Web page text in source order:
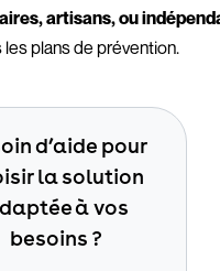
artisans, ou
plans de prévention.
d’aide pour
la solution
à vos
besoins ?